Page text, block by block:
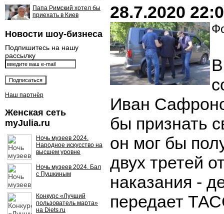
Папа Римский хотел бы
приехать в Киев
Новости шоу-бизнеса
Подпишитесь на нашу
рассылку
Наш партнёр
Женская сеть
myJulia.ru
Ночь музеев 2024.
Народное искусство на
высшем уровне
Ночь музеев 2024. Бал
с Пушкиным
Конкурс «Лучший
пользователь марта»
на Diets.ru
28.7.2020
Иван
бы признать
он мог бы
двух третей
наказания -
передает